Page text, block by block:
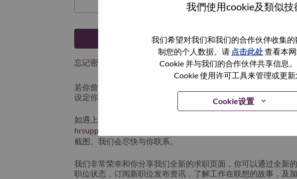
我們使用cookie及類似
我们希望对我们和我们的合作伙伴收集
制您的个人数据。请 点击此处查看本
Cookie 并与我们的合作伙伴共享信息
Cookie 使用许可工具来管理或更
Cookie设置
登陆
忘记密码了？
若你曾近期申请过我们的职位，你的电子邮箱将留存于系统中；
设定你的登入资料。
如遇上登录问题或无法注册为新用户时，请联系我们的人力资源
hrsupport@lenovo.com
截图。我们会尽快与你联系。
我们非常荣幸和你分享我们全新的求职页面，你可以通过全新
职位状态，订阅新职位发布资讯，了解工作在联想的故事，及加